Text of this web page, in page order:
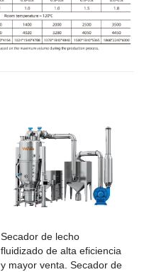
Secador de lecho
fluidizado de alta eficiencia
y mayor venta. Secador de